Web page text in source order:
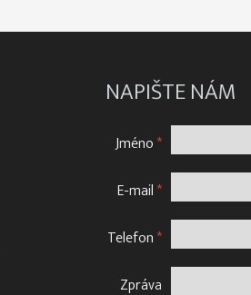
NAPIŠTE NÁM
Jméno*
E-mail*
Telefon*
Zpráva